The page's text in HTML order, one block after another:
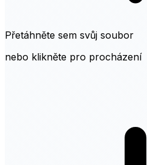
Přetáhněte sem svůj soubor
nebo klikněte pro procházení